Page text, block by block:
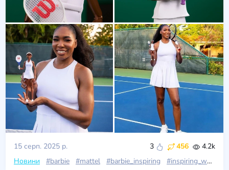
15 серп. 2025 р. 3 456
4.2k
Новини
#barbie #mattel #barbie_inspiring #inspiring_women